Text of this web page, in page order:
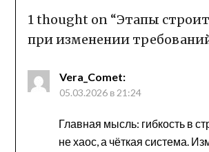
1 thought on “Этапы
при изменении
Vera_Comet:
05.03.2026 в 21:24
Главная мысль: гибкость в
не хаос, а чёткая система.